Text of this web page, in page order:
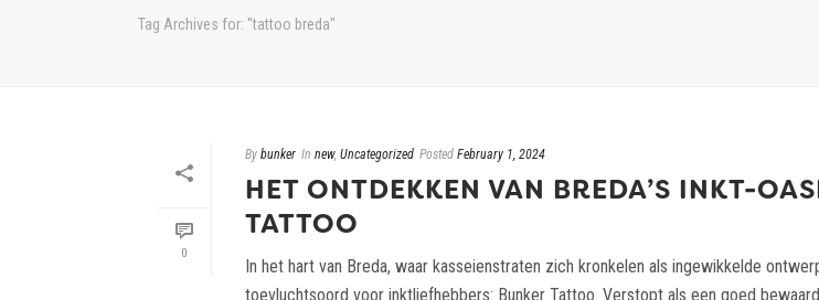
Tag Archives for: "tattoo breda"
0
By bunker In new, Uncategorized Posted February 1, 2024
HET ONTDEKKEN VAN BREDA’S INKT-
TATTOO
In het hart van Breda, waar kasseienstraten zich kronkelen als ingewikkelde
toevluchtsoord voor inktliefhebbers: Bunker Tattoo. Verstopt als een goed